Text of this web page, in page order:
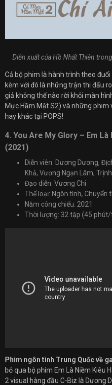
Diễn xuất của Hồ Nhất Thiên
Cả bộ phim là hành trình theo đuổi
kèm với đó là những trận thi đấu
giả không thể nào rời khỏi màn
Mực Hầm Mật S2) và những phim
hay khác tại POPS!
4. You Are My Glory – Em Là
(2021)
Diễn viên: Dương Dương,
Khả, Vương Ngạn Lâm,
Đạo diễn: Vương Chi
Thể loại: Ngôn tình, Chuyển
Năm công chiếu: 2021
Thời lượng: 32 tập (45
Phim ngôn tình Trung Quốc về
bỏ qua bộ phim Em Là Niềm Kiêu
2 visual hàng đầu C-Biz là Dương